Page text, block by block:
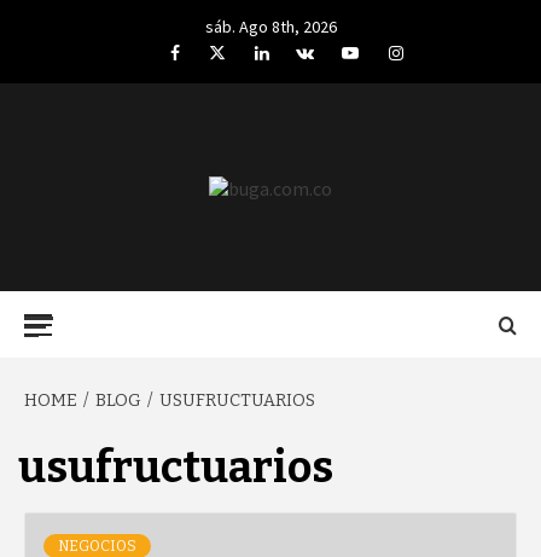
sáb. Ago 8th, 2026
FacebookTwitterLinkedIn
VK YouTubeInstagram
HOME BLOG USUFRUCTUARIOS
usufructuarios
NEGOCIOS